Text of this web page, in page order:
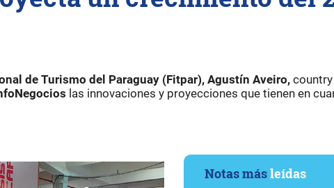
de Turismo del Paraguay (Fitpar), Agustín Aveiro, country
las innovaciones y proyecciones que tienen en
Notas másleídas